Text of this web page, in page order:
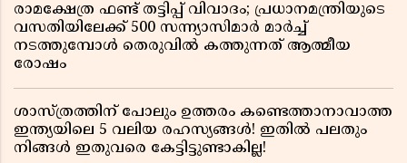
രാമക്ഷേത്ര ഫണ്ട് തട്ടിപ്പ് വിവാദം; പ്രധാനമന്ത്രിയുടെ
വസതിയിലേക്ക് 500 സന്ന്യാസിമാർ മാർച്ച്
നടത്തുമ്പോൾ തെരുവിൽ കത്തുന്നത് ആത്മീയ
രോഷം
ശാസ്ത്രത്തിന് പോലും ഉത്തരം കണ്ടെത്താനാവാത്ത
ഇന്ത്യയിലെ 5 വലിയ രഹസ്യങ്ങൾ! ഇതിൽ പലതും
നിങ്ങൾ ഇതുവരെ കേട്ടിട്ടുണ്ടാകില്ല!